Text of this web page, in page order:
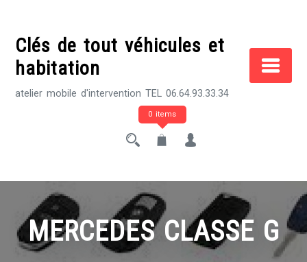
contentClés de tout véhicules et
habitation
atelier mobile d'intervention TEL 06.64.93.33.34
0 items
MERCEDES CLASSE G